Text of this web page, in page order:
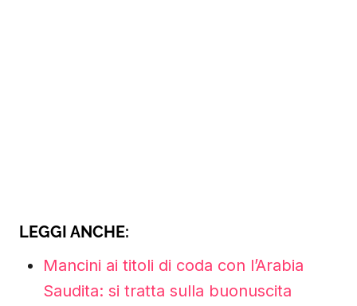
LEGGI ANCHE:
Mancini ai titoli di coda con l’Arabia
Saudita: si tratta sulla buonuscita